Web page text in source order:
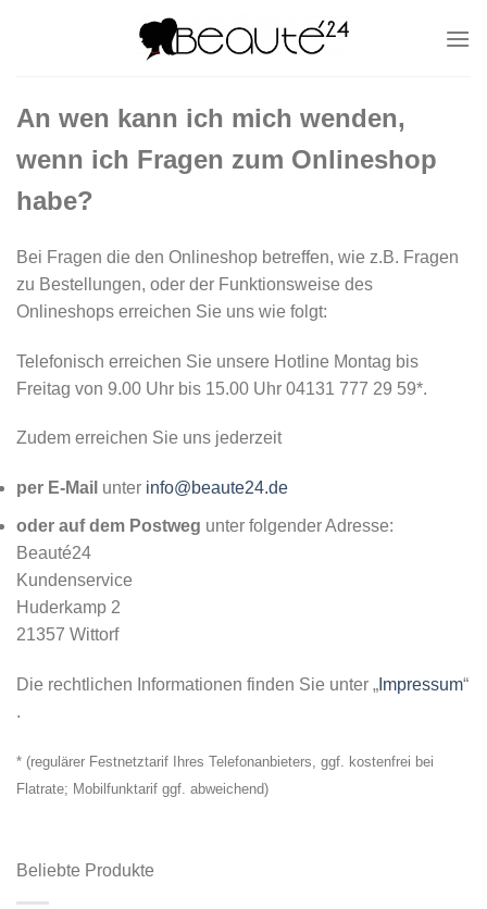
An wen kann ich mich wenden,
wenn ich Fragen zum Onlineshop
habe?
Bei Fragen die den Onlineshop betreffen, wie z.B. Fragen
zu Bestellungen, oder der Funktionsweise des
Onlineshops erreichen Sie uns wie folgt:
Telefonisch erreichen Sie unsere Hotline Montag bis
Freitag von 9.00 Uhr bis 15.00 Uhr 04131 777 29 59*.
Zudem erreichen Sie uns jederzeit
per E-Mail unter info@beaute24.de
oder auf dem Postweg unter folgender Adresse:
Beauté24
Kundenservice
Huderkamp 2
21357 Wittorf
Die rechtlichen Informationen finden Sie unter „ Impressum“
.
* (regulärer Festnetztarif Ihres Telefonanbieters, ggf. kostenfrei bei
Flatrate; Mobilfunktarif ggf. abweichend)
Beliebte Produkte